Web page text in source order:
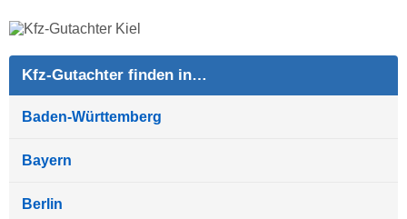
Kfz-Gutachter finden in…
Baden-Württemberg
Bayern
Berlin